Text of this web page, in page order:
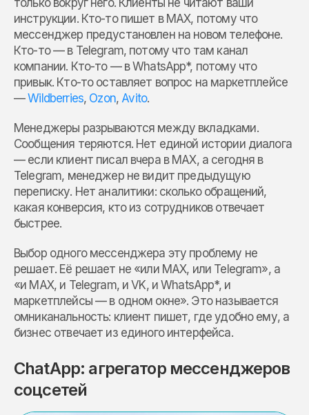
только вокруг него. Клиенты не читают ваши
инструкции. Кто-то пишет в MAX, потому что
мессенджер предустановлен на новом телефоне.
Кто-то — в Telegram, потому что там канал
компании. Кто-то — в WhatsApp*, потому что
привык. Кто-то оставляет вопрос на маркетплейсе
—Wildberries, Ozon, Avito.
Менеджеры разрываются между вкладками.
Сообщения теряются. Нет единой истории диалога
— если клиент писал вчера в MAX, а сегодня в
Telegram, менеджер не видит предыдущую
переписку. Нет аналитики: сколько обращений,
какая конверсия, кто из сотрудников отвечает
быстрее.
Выбор одного мессенджера эту проблему не
решает. Её решает не «или MAX, или Telegram», а
«и MAX, и Telegram, и VK, и WhatsApp*, и
маркетплейсы — в одном окне». Это называется
омниканальность: клиент пишет, где удобно ему, а
бизнес отвечает из единого интерфейса.
ChatApp: агрегатор мессенджеров
соцсетей